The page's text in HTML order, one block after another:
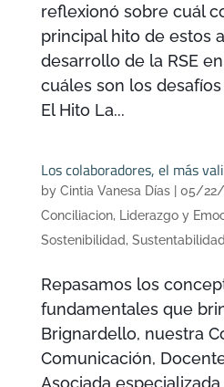
reflexionó sobre cuál
principal hito de estos
desarrollo de la RSE
cuáles son los
El Hito La...
Los colaboradores, el más
by Cintia Vanesa Días| 05/22/
Conciliacion, Liderazgo y
Sostenibilidad, Sustentabilidad
Repasamos los
fundamentales que
Brignardello, nuestra
Comunicación,
Asociada